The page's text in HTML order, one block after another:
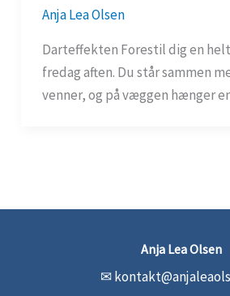
Anja Lea Olsen
Darteffekten Forestil dig en
fredag aften. Du står sammen
venner, og på væggen hænger
Anja Lea Olsen
✉